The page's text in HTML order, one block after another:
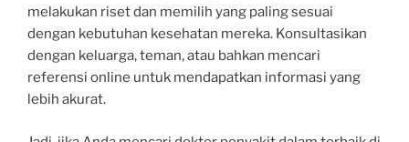
melakukan riset dan memilih yang paling sesuai
dengan kebutuhan kesehatan mereka. Konsultasikan
dengan keluarga, teman, atau bahkan mencari
referensi online untuk mendapatkan informasi yang
lebih akurat.